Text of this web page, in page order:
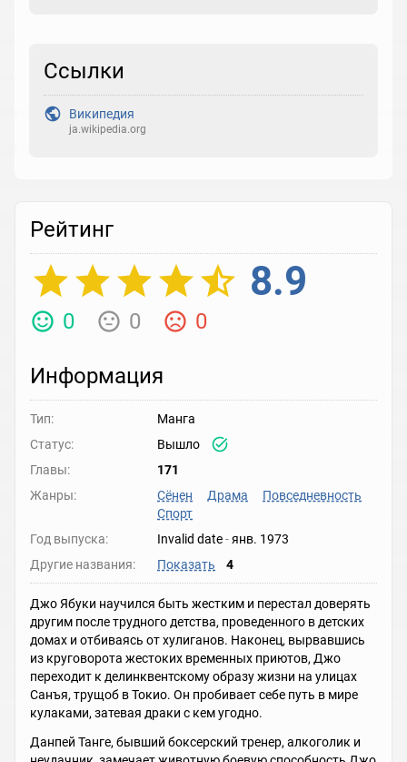
Реакция
Выберите реакцию
Ссылки
Википедия
ja.wikipedia.org
Рейтинг
8.9
0 0 0
Информация
Тип:
Манга
Статус:
Вышло
Главы:
171
Жанры:
Сёнен Драма
Повседневность
Спорт
Год выпуска:
Invalid date-янв. 1973
Другие названия:
Показать 4
Джо Ябуки научился быть жестким и перестал доверять
другим после трудного детства, проведенного в детских
домах и отбиваясь от хулиганов. Наконец, вырвавшись
из круговорота жестоких временных приютов, Джо
переходит к делинквентскому образу жизни на улицах
Санъя, трущоб в Токио. Он пробивает себе путь в мире
кулаками, затевая драки с кем угодно.
Данпей Танге, бывший боксерский тренер, алкоголик и